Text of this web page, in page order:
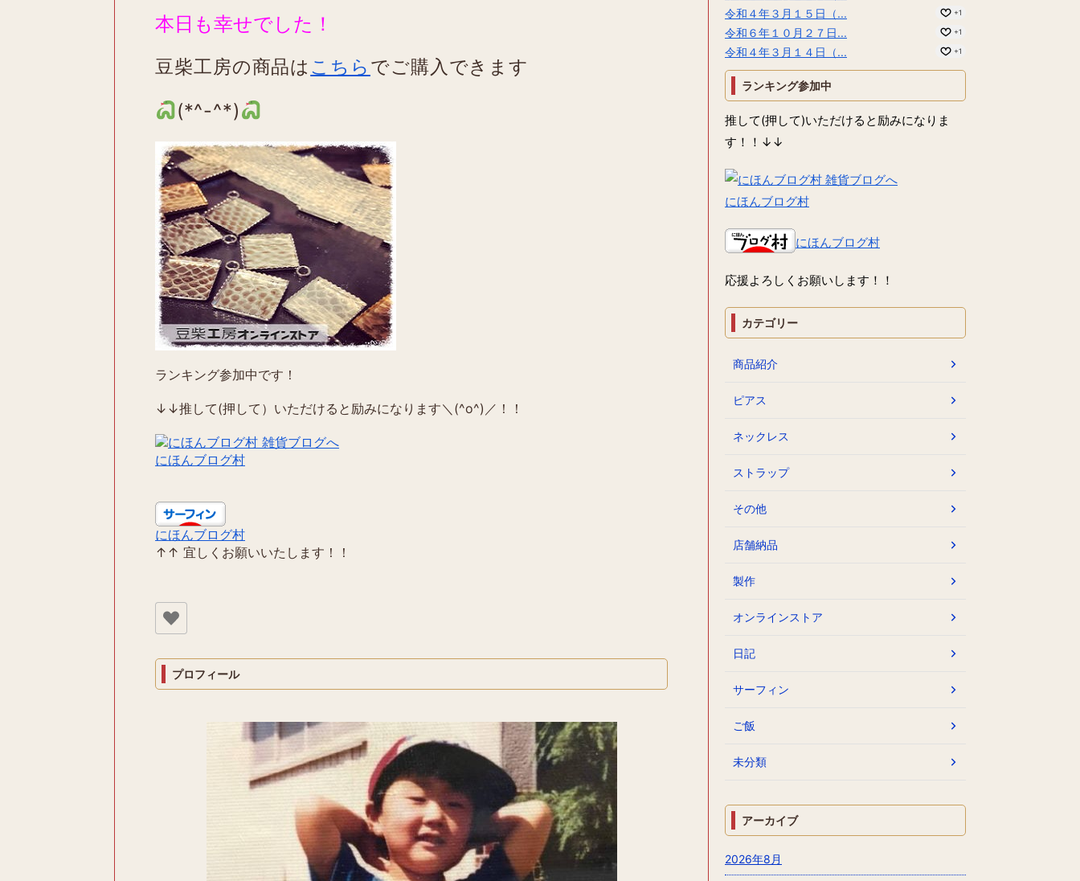
本日も幸せでした！
豆柴工房の商品は こちら でご購入できます
(*^-^*)
ランキング参加中です！
↓↓推して(押して）いただけると励みになります＼(^o^)／！！
にほんブログ村
にほんブログ村
↑↑ 宜しくお願いいたします！！
プロフィール
令和４年３月１５日（... +1
令和６年１０月２７日... +1
令和４年３月１４日（... +1
ランキング参加中
推して(押して)いただけると励みになりま
す！！↓↓
にほんブログ村
にほんブログ村
応援よろしくお願いします！！
カテゴリー
商品紹介
ピアス
ネックレス
ストラップ
その他
店舗納品
製作
オンラインストア
日記
サーフィン
ご飯
未分類
アーカイブ
2026年8月